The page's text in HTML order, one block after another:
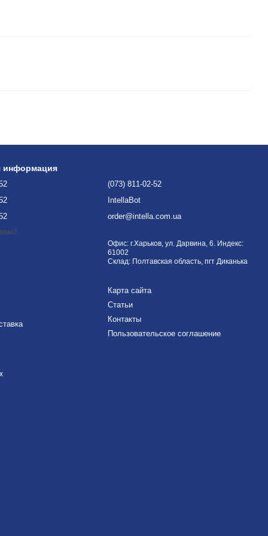
информация
(073) 811-02-52
IntellaBot
order@intella.com.ua
Офис: г.Харьков, ул. Дарвина, 6. Индекс:
61002
Склад: Полтавская область, пгт Диканька
Карта сайта
Статьи
Контакты
Пользовательское соглашение